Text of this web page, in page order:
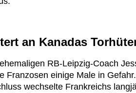
an Kanadas
RB-Leipzig-Coach
Franzosen einige Male in
wechselte Frankreichs